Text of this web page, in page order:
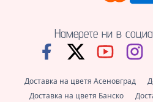
Намерете ни в
Доставка на цветя Асеновград
Доставка на цветя Банско